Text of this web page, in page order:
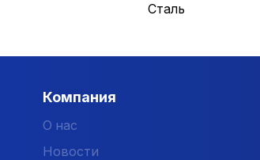
Сталь
Компания
О нас
Новости